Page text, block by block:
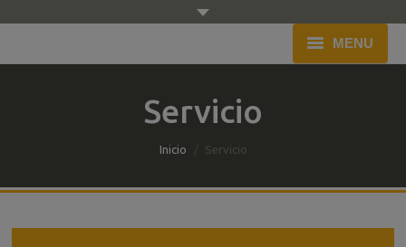
MENU
Servicio
Inicio Servicio